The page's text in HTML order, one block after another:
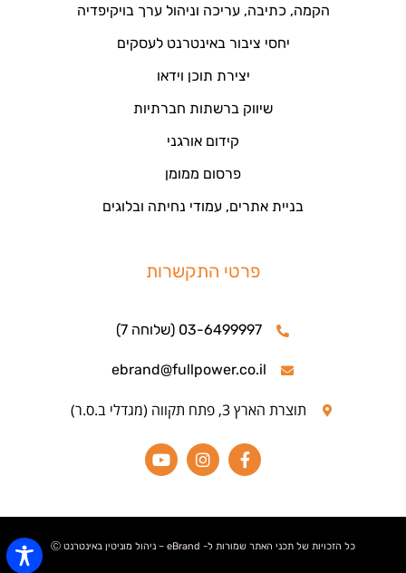
הקמה, כתיבה, עריכה וניהול ערך בויקיפדיה
יחסי ציבור באינטרנט לעסקים
יצירת תוכן וידאו
שיווק ברשתות חברתיות
קידום אורגני
פרסום ממומן
בניית אתרים, עמודי נחיתה ובלוגים
פרטי התקשרות
03-6499997 (שלוחה 7)
ebrand@fullpower.co.il
תוצרת הארץ 3, פתח תקווה (מגדלי ב.ס.ר)
כל הזכויות של תכני האתר שמורות ל- eBrand – ניהול מוניטין באינטרנט Ⓒ